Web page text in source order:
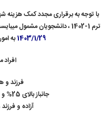
با توجه به برقراری مجدد کمک هزینه
ترم 1-1402 ، دانشجویان مشمول میبایست مدارک ایثارگری خود را حداکثر تا تاریخ
1403/1/29به
فرزند و
جانباز بالای 25% و فرزند و همسر ایشان
آزاده و